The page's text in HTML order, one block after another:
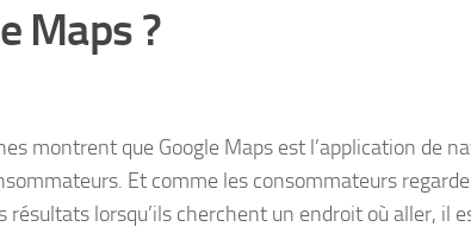
Maps ?
montrent que Google Maps est l’application de
Et comme les consommateurs
résultats lorsqu’ils cherchent un endroit où aller, il